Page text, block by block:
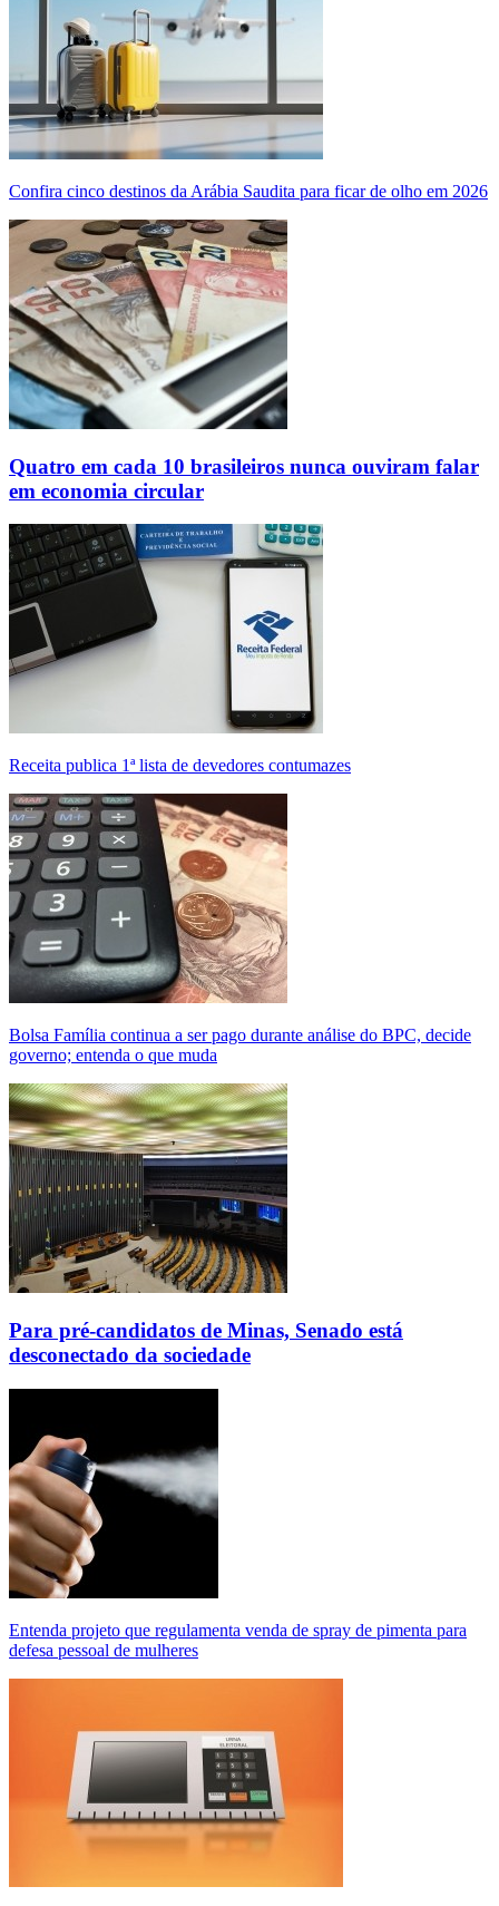
Confira cinco destinos da Arábia Saudita para ficar de olho em 2026
Quatro em cada 10 brasileiros nunca ouviram falar
em economia circular
Receita publica 1ª lista de devedores contumazes
Bolsa Família continua a ser pago durante análise do BPC, decide
governo; entenda o que muda
Para pré-candidatos de Minas, Senado está
desconectado da sociedade
Entenda projeto que regulamenta venda de spray de pimenta para
defesa pessoal de mulheres